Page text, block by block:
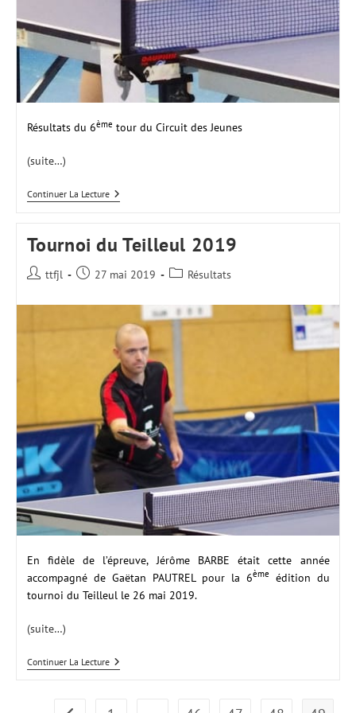
Résultats du 6ème tour du Circuit des Jeunes
(suite…)
Continuer La LectureCircuit
Des
2019
Tour
6
Tournoi du Teilleul 2019
Auteur/autrice
la
ttfjl
Publication
27 mai 2019
PostRésultats
En fidèle de l’épreuve, Jérôme BARBE était cette année
accompagné de Gaëtan PAUTREL pour la 6ème
édition du
tournoi du Teilleul le 26 mai 2019.
(suite…)
Continuer La LectureTournoi
Du